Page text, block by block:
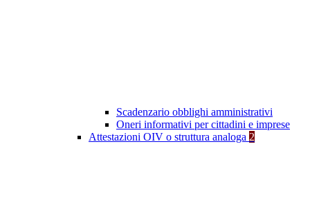
Scadenzario obblighi amministrativi
Oneri informativi per cittadini e imprese
Attestazioni OIV o struttura analoga 2